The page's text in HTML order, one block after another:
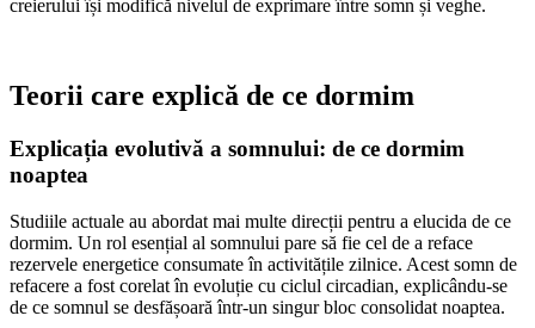
creierului își modifică nivelul de exprimare între somn și veghe.
Teorii care explică de ce dormim
Explicația evolutivă a somnului: de ce dormim
noaptea
Studiile actuale au abordat mai multe direcții pentru a elucida de ce
dormim. Un rol esențial al somnului pare să fie cel de a reface
rezervele energetice consumate în activitățile zilnice. Acest somn de
refacere a fost corelat în evoluție cu ciclul circadian, explicându-se
de ce somnul se desfășoară într-un singur bloc consolidat noaptea.